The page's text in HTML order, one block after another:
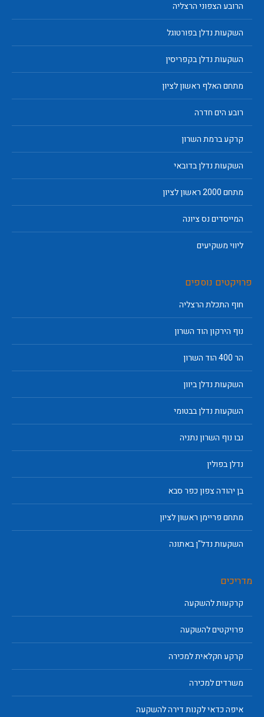
הרובע הצפוני הרצליה
השקעות נדלן בפורטוגל
השקעות נדלן בקפריסין
מתחם האלף ראשון לציון
רובע הים חדרה
קרקע ברמת השרון
השקעות נדלן בדובאי
מתחם 2000 ראשון לציון
המייסדים נס ציונה
ליווי משקיעים
פרויקטים נוספים
חוף התכלת הרצליה
נוף הירקון הוד השרון
הר 400 הוד השרון
השקעות נדלן ביוון
השקעות נדלן בבטומי
נבו נוף השרון נתניה
נדלן בפולין
בן יהודה צפון כפר סבא
מתחם פריימן ראשון לציון
השקעות נדל"ן באתונה
מדריכים
קרקעות להשקעה
פרויקטים להשקעה
קרקע חקלאית למכירה
משרדים למכירה
איפה כדאי לקנות דירה להשקעה